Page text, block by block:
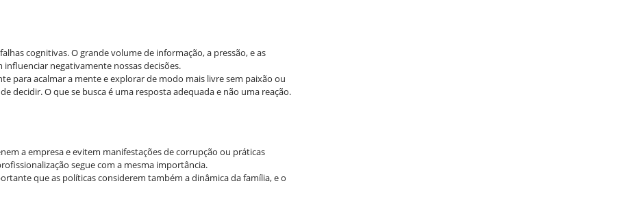
cognitivas. O grande volume de informação, a pressão, e as
negativamente nossas decisões.
para acalmar a mente e explorar de modo mais livre sem paixão ou
decidir. O que se busca é uma resposta adequada e não uma reação.
a empresa e evitem manifestações de corrupção ou práticas
segue com a mesma importância.
que as políticas considerem também a dinâmica da família, e o